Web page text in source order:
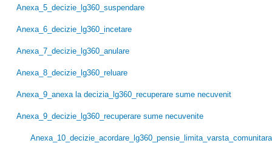
Anexa_5_decizie_lg360_suspendare
Anexa_6_decizie_lg360_incetare
Anexa_7_decizie_lg360_anulare
Anexa_8_decizie_lg360_reluare
Anexa_9_anexa la decizia_lg360_recuperare sume necuvenit
Anexa_9_decizie_lg360_recuperare sume necuvenite
Anexa_10_decizie_acordare_lg360_pensie_limita_varsta_comunitara